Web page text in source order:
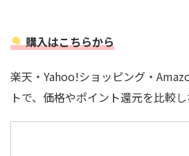
購入はこちらから
楽天・Yahoo!ショッピング・
トで、価格やポイント還元を比較し